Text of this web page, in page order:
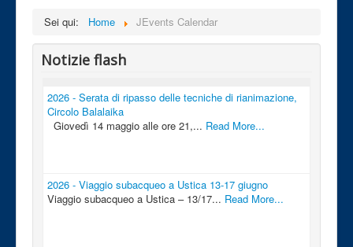
Sei qui: Home JEvents Calendar
Notizie flash
2026 - Serata di ripasso delle tecniche di rianimazione,
Circolo Balalaika
Giovedì 14 maggio alle ore 21,... Read More...
2026 - Viaggio subacqueo a Ustica 13-17 giugno
Viaggio subacqueo a Ustica – 13/17... Read More...